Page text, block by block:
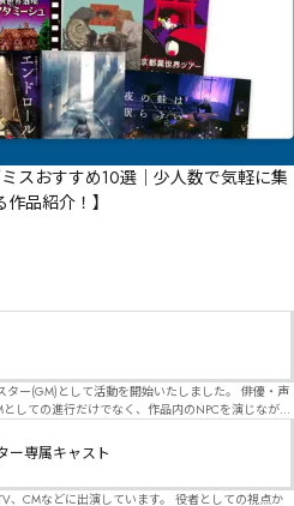
スおすすめ10選｜少人数で気軽に集
品紹介！】
として活動を開始いたしました。 俳優・声
しての進行だけでなく、作品内のNPCを演じなが
な演出・サービスを得意としています。 自分自
品に込めた想いや意図を大切にしながら、その作
ださる皆様がどんなエン
のかを想像しながら、公演を進めていく時間が本当
ー専属キャスト
演しています。 役者としての視点か